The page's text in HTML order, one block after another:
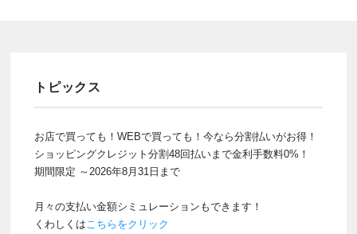
トピックス
お店で買っても！WEBで買っても！今なら分割払いがお得！
ショッピングクレジット分割48回払いまで金利手数料0%！
期間限定 ～2026年8月31日まで
月々の支払い金額シミュレーションもできます！
くわしくはこちらをクリック